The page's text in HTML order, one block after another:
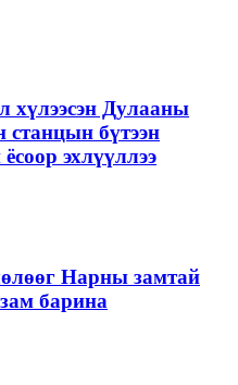
хүлээсэн Дулааны
станцын бүтээн
эхлүүллээ
Нарны замтай
барина